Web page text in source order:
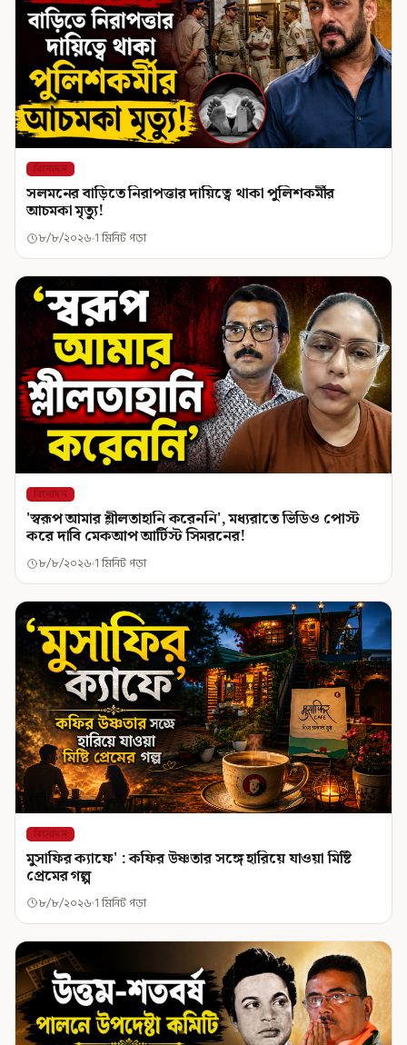
বিনোদন
সলমনের বাড়িতে নিরাপত্তার দায়িত্বে থাকা পুলিশকর্মীর
আচমকা মৃত্যু!
৮/৮/২০২৬ 1 মিনিট পড়া
বিনোদন
'স্বরূপ আমার শ্লীলতাহানি করেননি', মধ্যরাতে ভিডিও পোস্ট
করে দাবি মেকআপ আর্টিস্ট সিমরনের!
৮/৮/২০২৬ 1 মিনিট পড়া
বিনোদন
মুসাফির ক্যাফে' : কফির উষ্ণতার সঙ্গে হারিয়ে যাওয়া মিষ্টি
প্রেমের গল্প
৮/৮/২০২৬ 1 মিনিট পড়া